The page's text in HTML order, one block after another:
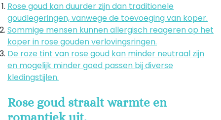
Rose goud kan duurder zijn dan traditionele
goudlegeringen, vanwege de toevoeging van koper.
Sommige mensen kunnen allergisch reageren op het
koper in rose gouden verlovingsringen.
De roze tint van rose goud kan minder neutraal zijn
en mogelijk minder goed passen bij diverse
kledingstijlen.
Rose goud straalt warmte en